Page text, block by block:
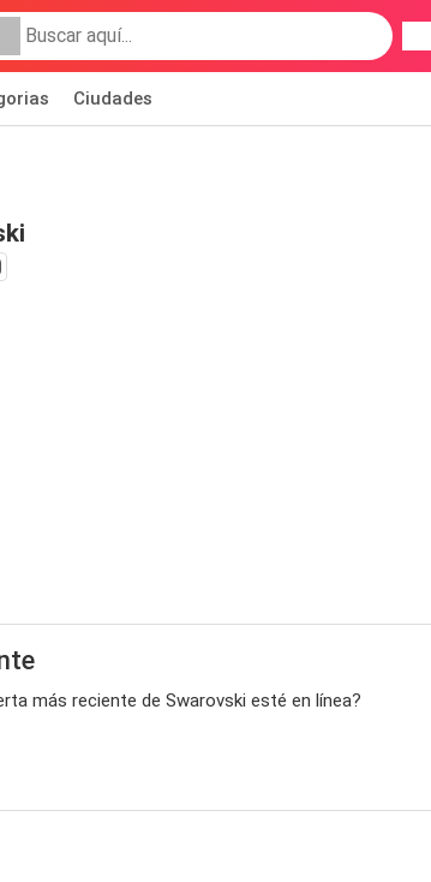
Ciudades
más reciente de Swarovski esté en línea?